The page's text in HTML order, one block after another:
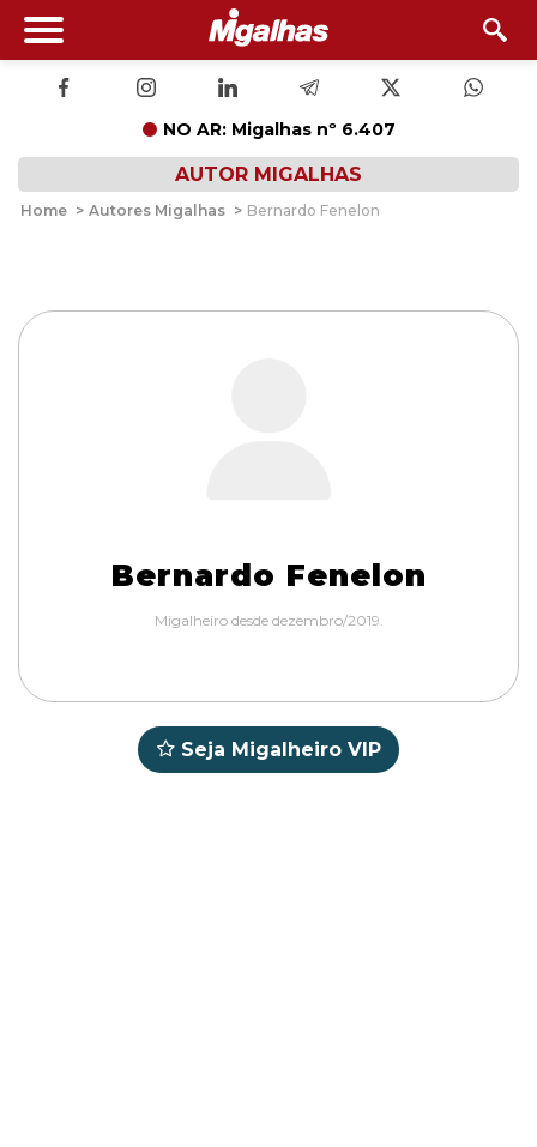
NO AR: Migalhas nº 6.407
AUTOR MIGALHAS
Home > Autores Migalhas > Bernardo Fenelon
Bernardo Fenelon
Migalheiro desde dezembro/2019.
Seja Migalheiro VIP